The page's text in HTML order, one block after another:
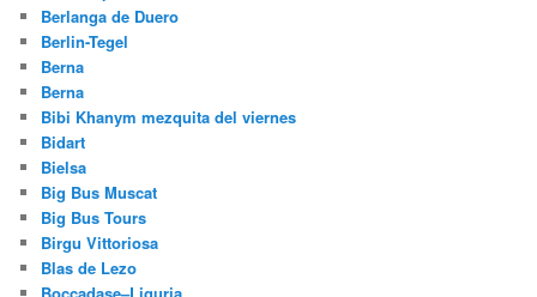
Berlanga de Duero
Berlin-Tegel
Berna
Berna
Bibi Khanym mezquita del viernes
Bidart
Bielsa
Big Bus Muscat
Big Bus Tours
Birgu Vittoriosa
Blas de Lezo